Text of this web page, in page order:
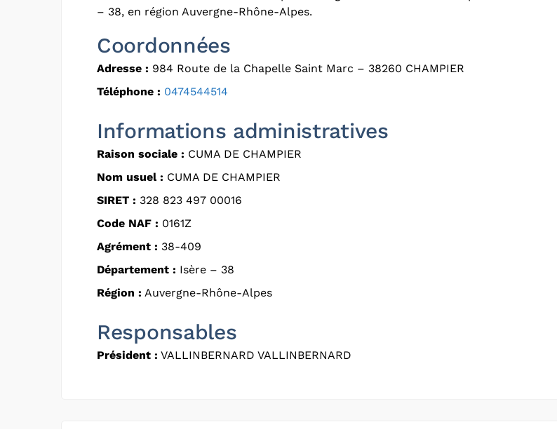
– 38, en région Auvergne-Rhône-Alpes.
Coordonnées
Adresse : 984 Route de la Chapelle Saint Marc – 38260 CHAMPIER
Téléphone : 0474544514
Informations administratives
Raison sociale : CUMA DE CHAMPIER
Nom usuel : CUMA DE CHAMPIER
SIRET : 328 823 497 00016
Code NAF : 0161Z
Agrément : 38-409
Département : Isère – 38
Région : Auvergne-Rhône-Alpes
Responsables
Président : VALLINBERNARD VALLINBERNARD